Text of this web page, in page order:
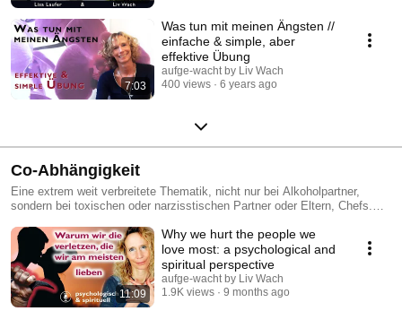
7:03
Was tun mit meinen Ängsten //
einfache & simple, aber
effektive Übung
aufge-wacht by Liv Wach
400 views
6 years ago
Co-Abhängigkeit
Eine extrem weit verbreitete Thematik, nicht nur bei Alkoholpartner,
sondern bei toxischen oder narzisstischen Partner oder Eltern, Chefs.
https://aufge-wacht.de/suchtakademie/
11:09
Why we hurt the people we
love most: a psychological and
spiritual perspective
aufge-wacht by Liv Wach
1.9K views
9 months ago